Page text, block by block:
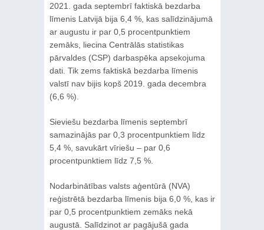
2021. gada septembrī faktiskā bezdarba
līmenis Latvijā bija 6,4 %, kas salīdzinājumā
ar augustu ir par 0,5 procentpunktiem
zemāks, liecina Centrālās statistikas
pārvaldes (CSP) darbaspēka apsekojuma
dati. Tik zems faktiskā bezdarba līmenis
valstī nav bijis kopš 2019. gada decembra
(6,6 %).
Sieviešu bezdarba līmenis septembrī
samazinājās par 0,3 procentpunktiem līdz
5,4 %, savukārt vīriešu – par 0,6
procentpunktiem līdz 7,5 %.
Nodarbinātības valsts aģentūrā (NVA)
reģistrētā bezdarba līmenis bija 6,0 %, kas ir
par 0,5 procentpunktiem zemāks nekā
augustā. Salīdzinot ar pagājušā gada